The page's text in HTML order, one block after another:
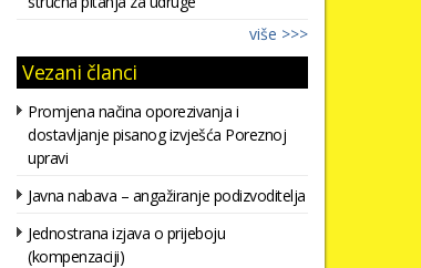
više >>>
Vezani članci
Promjena načina oporezivanja i
dostavljanje pisanog izvješća Poreznoj
upravi
Javna nabava – angažiranje podizvoditelja
Jednostrana izjava o prijeboju
(kompenzaciji)